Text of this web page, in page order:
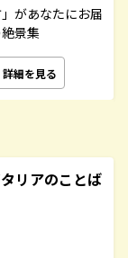
があなたにお届
景集
詳細を見る
リアのことば